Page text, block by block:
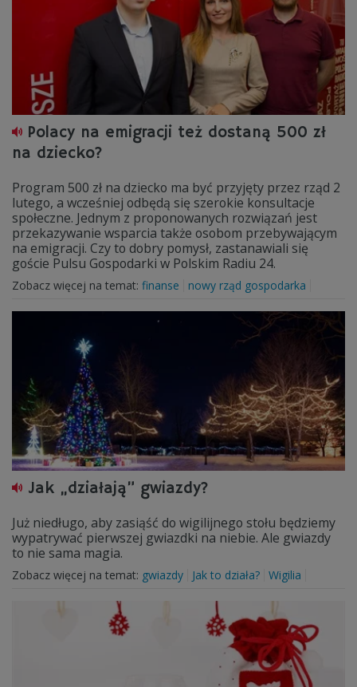
Polacy na emigracji też dostaną 500 zł
na dziecko?
Program 500 zł na dziecko ma być przyjęty przez rząd 2
lutego, a wcześniej odbędą się szerokie konsultacje
społeczne. Jednym z proponowanych rozwiązań jest
przekazywanie wsparcia także osobom przebywającym
na emigracji. Czy to dobry pomysł, zastanawiali się
goście Pulsu Gospodarki w Polskim Radiu 24.
Zobacz więcej na temat: finanse nowy rząd gospodarka
Jak „działają” gwiazdy?
Już niedługo, aby zasiąść do wigilijnego stołu będziemy
wypatrywać pierwszej gwiazdki na niebie. Ale gwiazdy
to nie sama magia.
Zobacz więcej na temat: gwiazdy Jak to działa? Wigilia